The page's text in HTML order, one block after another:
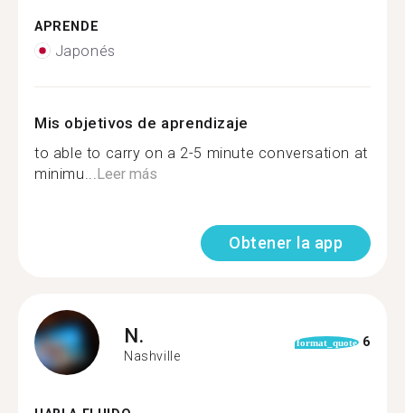
APRENDE
Japonés
Mis objetivos de aprendizaje
to able to carry on a 2-5 minute conversation at
minimu... Leer más
Obtener la app
N.
Nashville
format_quote 6